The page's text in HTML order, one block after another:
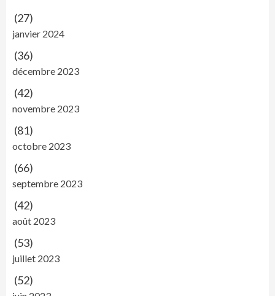
(27)
janvier 2024
(36)
décembre 2023
(42)
novembre 2023
(81)
octobre 2023
(66)
septembre 2023
(42)
août 2023
(53)
juillet 2023
(52)